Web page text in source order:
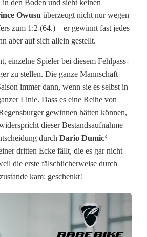
in den Boden und sieht keinen
Owusu überzeugt nicht nur wegen
zum 1:2 (64.) – er gewinnt fast jedes
aber auf sich allein gestellt.
einzelne Spieler bei diesem Fehlpass-
zu stellen. Die ganze Mannschaft
immer dann, wenn sie es selbst in
Linie. Dass es eine Reihe von
gewinnen hätten können,
dieser Bestandsaufnahme
durch Dario Dumic‘
dritten Ecke fällt, die es gar nicht
die erste fälschlicherweise durch
kam: geschenkt!